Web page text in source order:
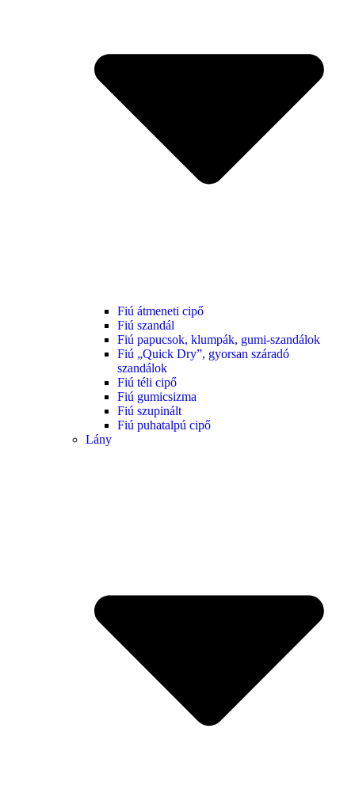
Fiú átmeneti cipő
Fiú szandál
Fiú papucsok, klumpák, gumi-szandálok
Fiú „Quick Dry”, gyorsan száradó
szandálok
Fiú téli cipő
Fiú gumicsizma
Fiú szupinált
Fiú puhatalpú cipő
Lány